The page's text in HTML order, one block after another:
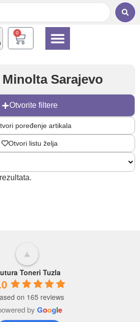
0
Sarajevo
Otvorite filtere
Otvori listu želja
poređenje artikala
Toneri Tuzla
on 165 reviews
by Google